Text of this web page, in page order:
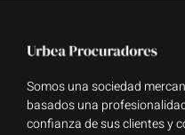
Somos una sociedad
basados una
confianza de sus clientes y